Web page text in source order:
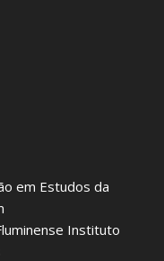
em Estudos da
Instituto